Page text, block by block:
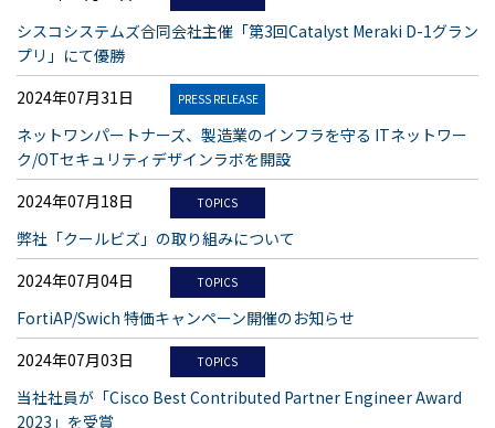
シスコシステムズ合同会社主催「第3回Catalyst Meraki D-1グラン
プリ」にて優勝
2024年07月31日
PRESS RELEASE
ネットワンパートナーズ、製造業のインフラを守る ITネットワー
ク/OTセキュリティデザインラボを開設
2024年07月18日
TOPICS
弊社「クールビズ」の取り組みについて
2024年07月04日
TOPICS
FortiAP/Swich 特価キャンペーン開催のお知らせ
2024年07月03日
TOPICS
当社社員が「Cisco Best Contributed Partner Engineer Award
2023」を受賞